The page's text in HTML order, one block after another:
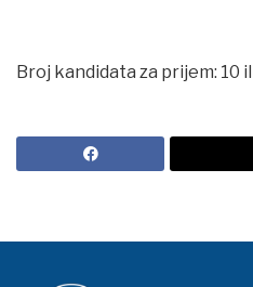
Broj kandidata za prijem: 10